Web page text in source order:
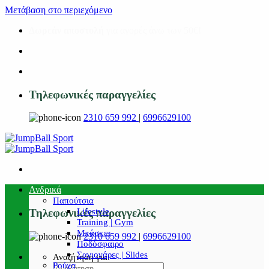
Μετάβαση στο περιεχόμενο
Τηλεφωνικές παραγγελίες
2310 659 992 | 6996629100
Τηλεφωνικές παραγγελίες
2310 659 992 | 6996629100
Αναζήτηση για:
Ανδρικά
Παπούτσια
Lifestyle
Training | Gym
Μπάσκετ
Ποδόσφαιρο
Σαγιονάρες | Slides
Ρούχα